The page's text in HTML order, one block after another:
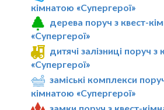
кімнатою «Супергерої»
дерева поруч з квест-
«Супергерої»
дитячі залізниці поруч
«Супергерої»
заміські комплекси
кімнатою «Супергерої»